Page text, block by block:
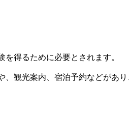
得るために必要とされます。
観光案内、宿泊予約などがあ